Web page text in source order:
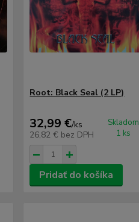
Root: Black Seal (2 LP)
32,99 €/ks
26,82 € bez DPH
Skladom
1 ks
Pridať do košíka